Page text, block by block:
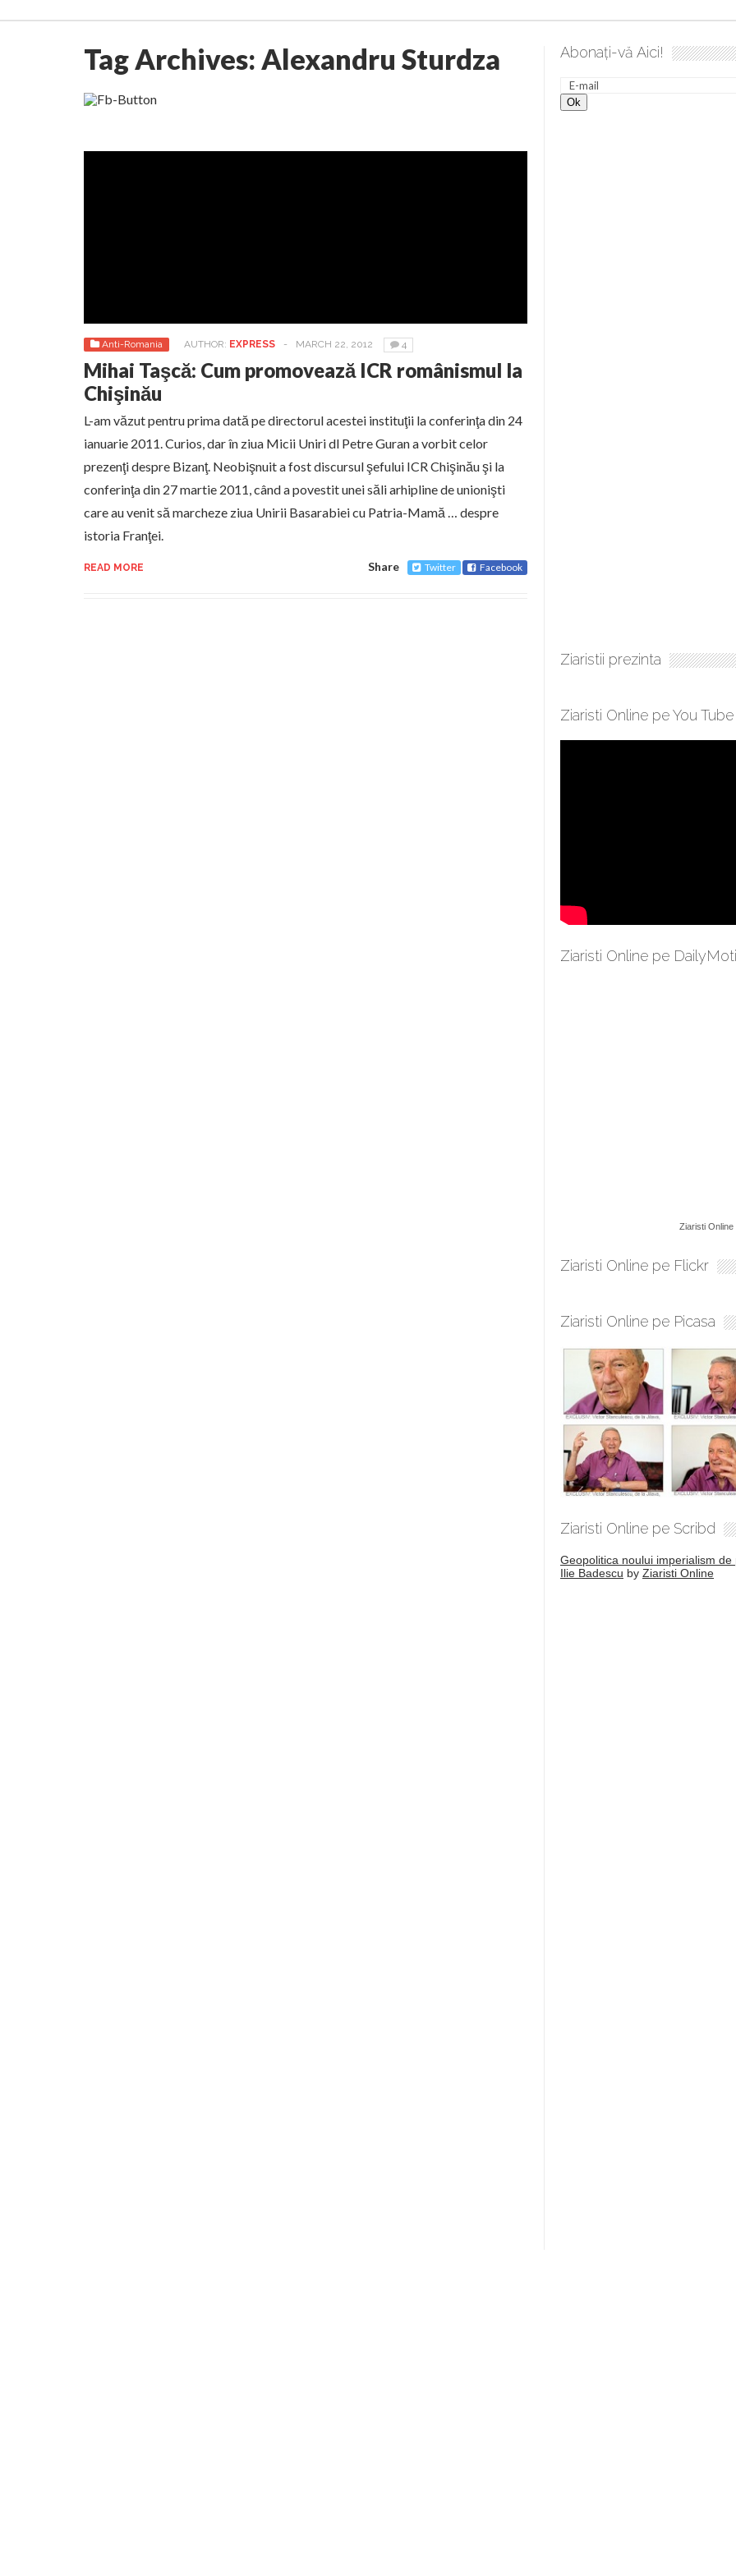
Tag Archives: Alexandru Sturdza
Anti-Romania AUTHOR: EXPRESS - MARCH 22, 2012 4
Mihai Taşcă: Cum promovează ICR românismul la
Chişinău
L-am văzut pentru prima dată pe directorul acestei instituţii la conferinţa din 24
ianuarie 2011. Curios, dar în ziua Micii Uniri dl Petre Guran a vorbit celor
prezenţi despre Bizanţ. Neobişnuit a fost discursul şefului ICR Chişinău şi la
conferinţa din 27 martie 2011, când a povestit unei săli arhipline de unionişti
care au venit să marcheze ziua Unirii Basarabiei cu Patria-Mamă … despre
istoria Franţei.
READ MORE Share Twitter Facebook
Abonați-vă Aici!
Ziaristii prezinta
Ziaristi Online pe You Tube
Ziaristi Online pe
Ziaristi Online
Ziaristi Online pe Flickr
Ziaristi Online pe Picasa
Ziaristi Online pe Scribd
Geopolitica noului imperialism de
Ilie Badescu by Ziaristi Online